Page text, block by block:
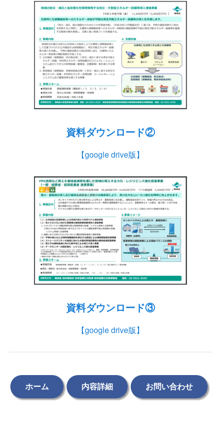
資料ダウンロード②
【google drive版】
資料ダウンロード③
【google drive版】